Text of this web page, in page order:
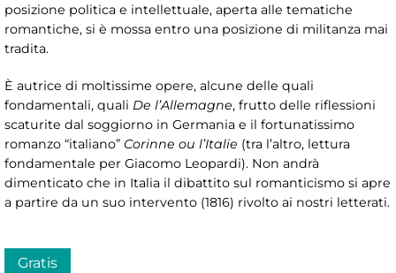
posizione politica e intellettuale, aperta alle tematiche
romantiche, si è mossa entro una posizione di militanza mai
tradita.
È autrice di moltissime opere, alcune delle quali
fondamentali, quali De l’Allemagne, frutto delle riflessioni
scaturite dal soggiorno in Germania e il fortunatissimo
romanzo “italiano” Corinne ou l’Italie (tra l’altro, lettura
fondamentale per Giacomo Leopardi). Non andrà
dimenticato che in Italia il dibattito sul romanticismo si apre
a partire da un suo intervento (1816) rivolto ai nostri letterati.
Gratis